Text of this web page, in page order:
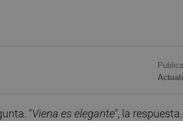
"Viena es elegante", la